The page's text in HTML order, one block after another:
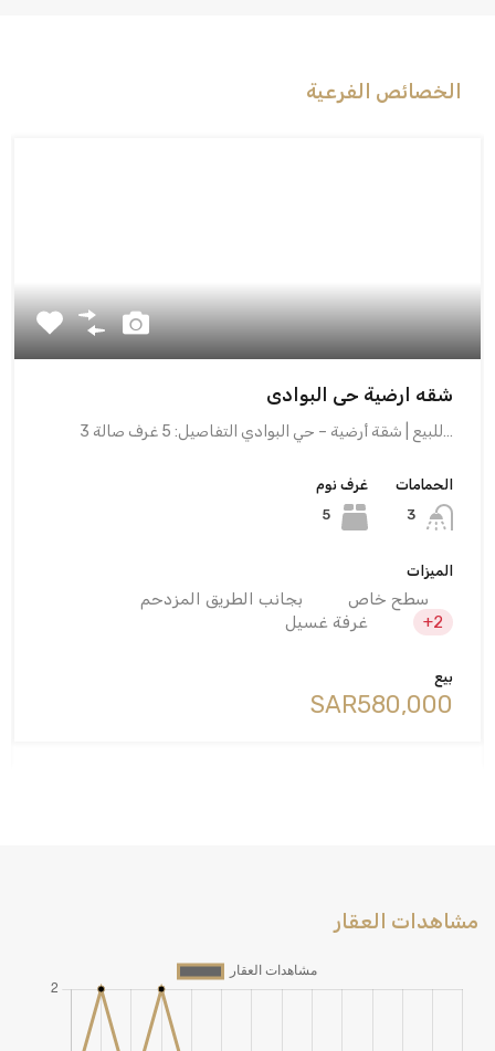
الخصائص الفرعية
شقه ارضية حى البوادى
للبيع | شقة أرضية – حي البوادي التفاصيل: 5 غرف صالة 3…
غرف نوم
5
الحمامات
3
الميزات
بجانب الطريق المزدحم
سطح خاص
غرفة غسيل
+2
بيع
‪SAR580,000
مشاهدات العقار